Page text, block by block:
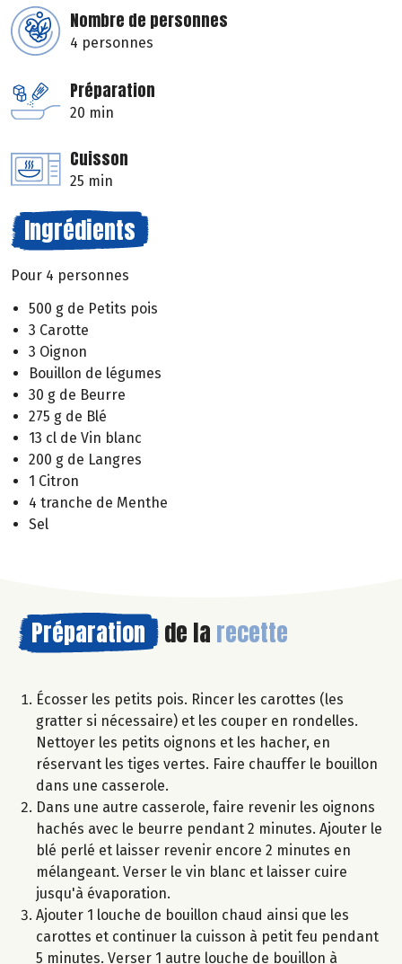
Nombre de personnes
4 personnes
Préparation
20 min
Cuisson
25 min
Ingrédients
Pour 4 personnes
500 g de Petits pois
3 Carotte
3 Oignon
Bouillon de légumes
30 g de Beurre
275 g de Blé
13 cl de Vin blanc
200 g de Langres
1 Citron
4 tranche de Menthe
Sel
Préparation de la recette
Écosser les petits pois. Rincer les carottes (les
gratter si nécessaire) et les couper en rondelles.
Nettoyer les petits oignons et les hacher, en
réservant les tiges vertes. Faire chauffer le bouillon
dans une casserole.
Dans une autre casserole, faire revenir les oignons
hachés avec le beurre pendant 2 minutes. Ajouter le
blé perlé et laisser revenir encore 2 minutes en
mélangeant. Verser le vin blanc et laisser cuire
jusqu'à évaporation.
Ajouter 1 louche de bouillon chaud ainsi que les
carottes et continuer la cuisson à petit feu pendant
5 minutes. Verser 1 autre louche de bouillon à